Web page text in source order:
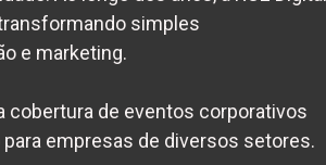
simples
e marketing.
cobertura de eventos corporativos
empresas de diversos setores.